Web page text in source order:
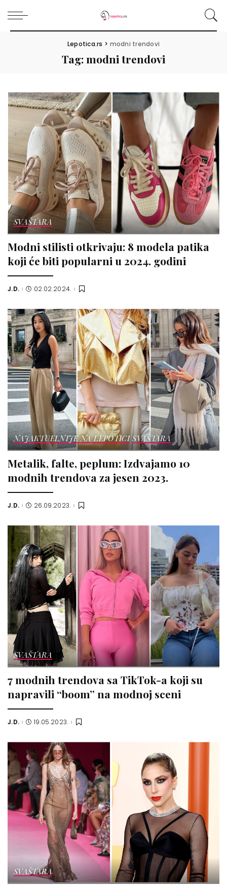
Lepotica.rs > modni trendovi
Tag:modni trendovi
SVAŠTARA
Modni stilisti otkrivaju: 8 modela patika
koji će biti popularni u 2024. godini
Posted
J.D. 02.02.2024.
NAJAKTUELNIJE NA LEPOTICI SVAŠTARA
Metalik, falte, peplum: Izdvajamo 10
modnih trendova za jesen 2023.
Posted
J.D. 26.09.2023.
SVAŠTARA
7 modnih trendova sa TikTok-a koji su
napravili “boom” na modnoj sceni
Posted
J.D. 19.05.2023.
SVAŠTARA